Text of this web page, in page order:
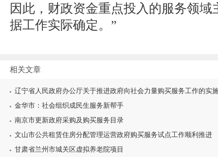
因此，财政资金重点投入的服务领
据工作实际确定。”
相关文章
辽宁省人民政府办公厅关于推进政府向社会力量购买服务工作的实
金华市：社会组织成民生服务新帮手
南京市更新政府采购及购买服务目录
文山市公共租赁住房分配管理运营政府购买服务试点工作顺利推进
甘肃省兰州市城关区虚拟养老院项目